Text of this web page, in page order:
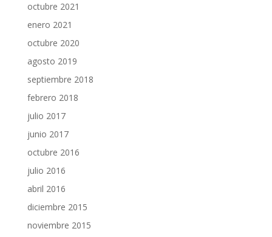
octubre 2021
enero 2021
octubre 2020
agosto 2019
septiembre 2018
febrero 2018
julio 2017
junio 2017
octubre 2016
julio 2016
abril 2016
diciembre 2015
noviembre 2015